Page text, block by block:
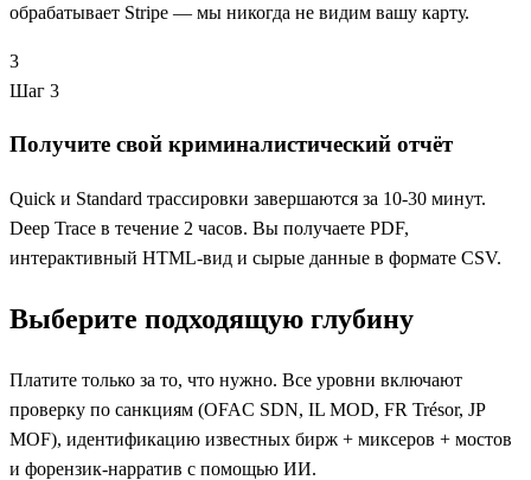
обрабатывает Stripe — мы никогда не видим вашу карту.
3
Шаг 3
Получите свой криминалистический отчёт
Quick и Standard трассировки завершаются за 10-30 минут.
Deep Trace в течение 2 часов. Вы получаете PDF,
интерактивный HTML-вид и сырые данные в формате CSV.
Выберите подходящую глубину
Платите только за то, что нужно. Все уровни включают
проверку по санкциям (OFAC SDN, IL MOD, FR Trésor, JP
MOF), идентификацию известных бирж + миксеров + мостов
и форензик-нарратив с помощью ИИ.